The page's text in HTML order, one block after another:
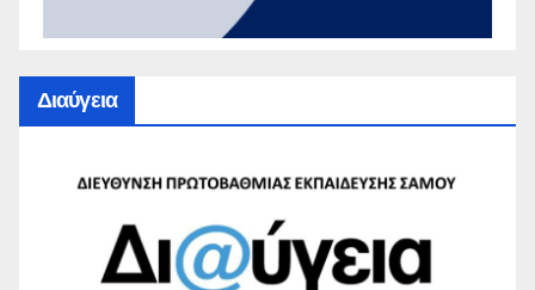
Διαύγεια